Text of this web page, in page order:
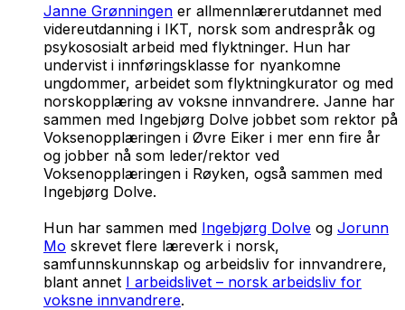
Janne Grønningen er allmennlærerutdannet med
videreutdanning i IKT, norsk som andrespråk og
psykososialt arbeid med flyktninger. Hun har
undervist i innføringsklasse for nyankomne
ungdommer, arbeidet som flyktningkurator og med
norskopplæring av voksne innvandrere. Janne har
sammen med Ingebjørg Dolve jobbet som rektor på
Voksenopplæringen i Øvre Eiker i mer enn fire år
og jobber nå som leder/rektor ved
Voksenopplæringen i Røyken, også sammen med
Ingebjørg Dolve.
Hun har sammen med Ingebjørg Dolve og Jorunn
Mo skrevet flere læreverk i norsk,
samfunnskunnskap og arbeidsliv for innvandrere,
blant annet I arbeidslivet – norsk arbeidsliv for
voksne innvandrere.